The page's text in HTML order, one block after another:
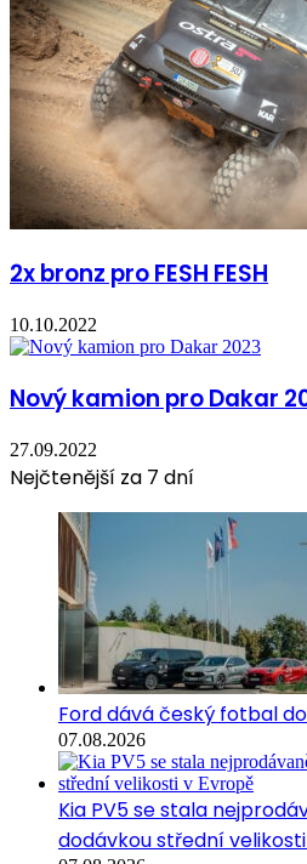
2x bronz pro FESH FESH
10.10.2022
Nový kamion pro Dakar
27.09.2022
Nejčtenější za 7 dní
Ford dává český fotbal
07.08.2026
Kia PV5 se stala
dodávkou střední